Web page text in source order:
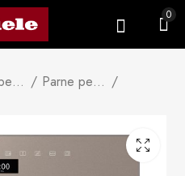
0
Parne pećnice i pećnice s parom Parne pećnice